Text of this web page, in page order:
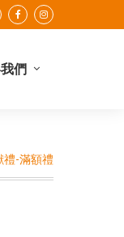
們
禮-滿額禮